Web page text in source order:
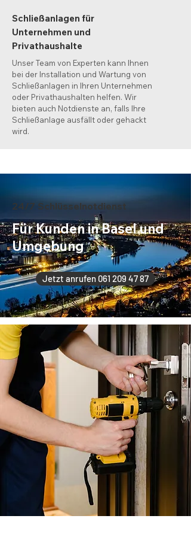
Schließanlagen für
Unternehmen und
Privathaushalte
Unser Team von Experten kann Ihnen
bei der Installation und Wartung von
Schließanlagen in Ihren Unternehmen
oder Privathaushalten helfen. Wir
bieten auch Notdienste an, falls Ihre
Schließanlage ausfällt oder gehackt
wird.
24/7 Schlüsselnotdienst
Für Kunden in Basel und
Umgebung
Jetzt anrufen 061 209 47 87